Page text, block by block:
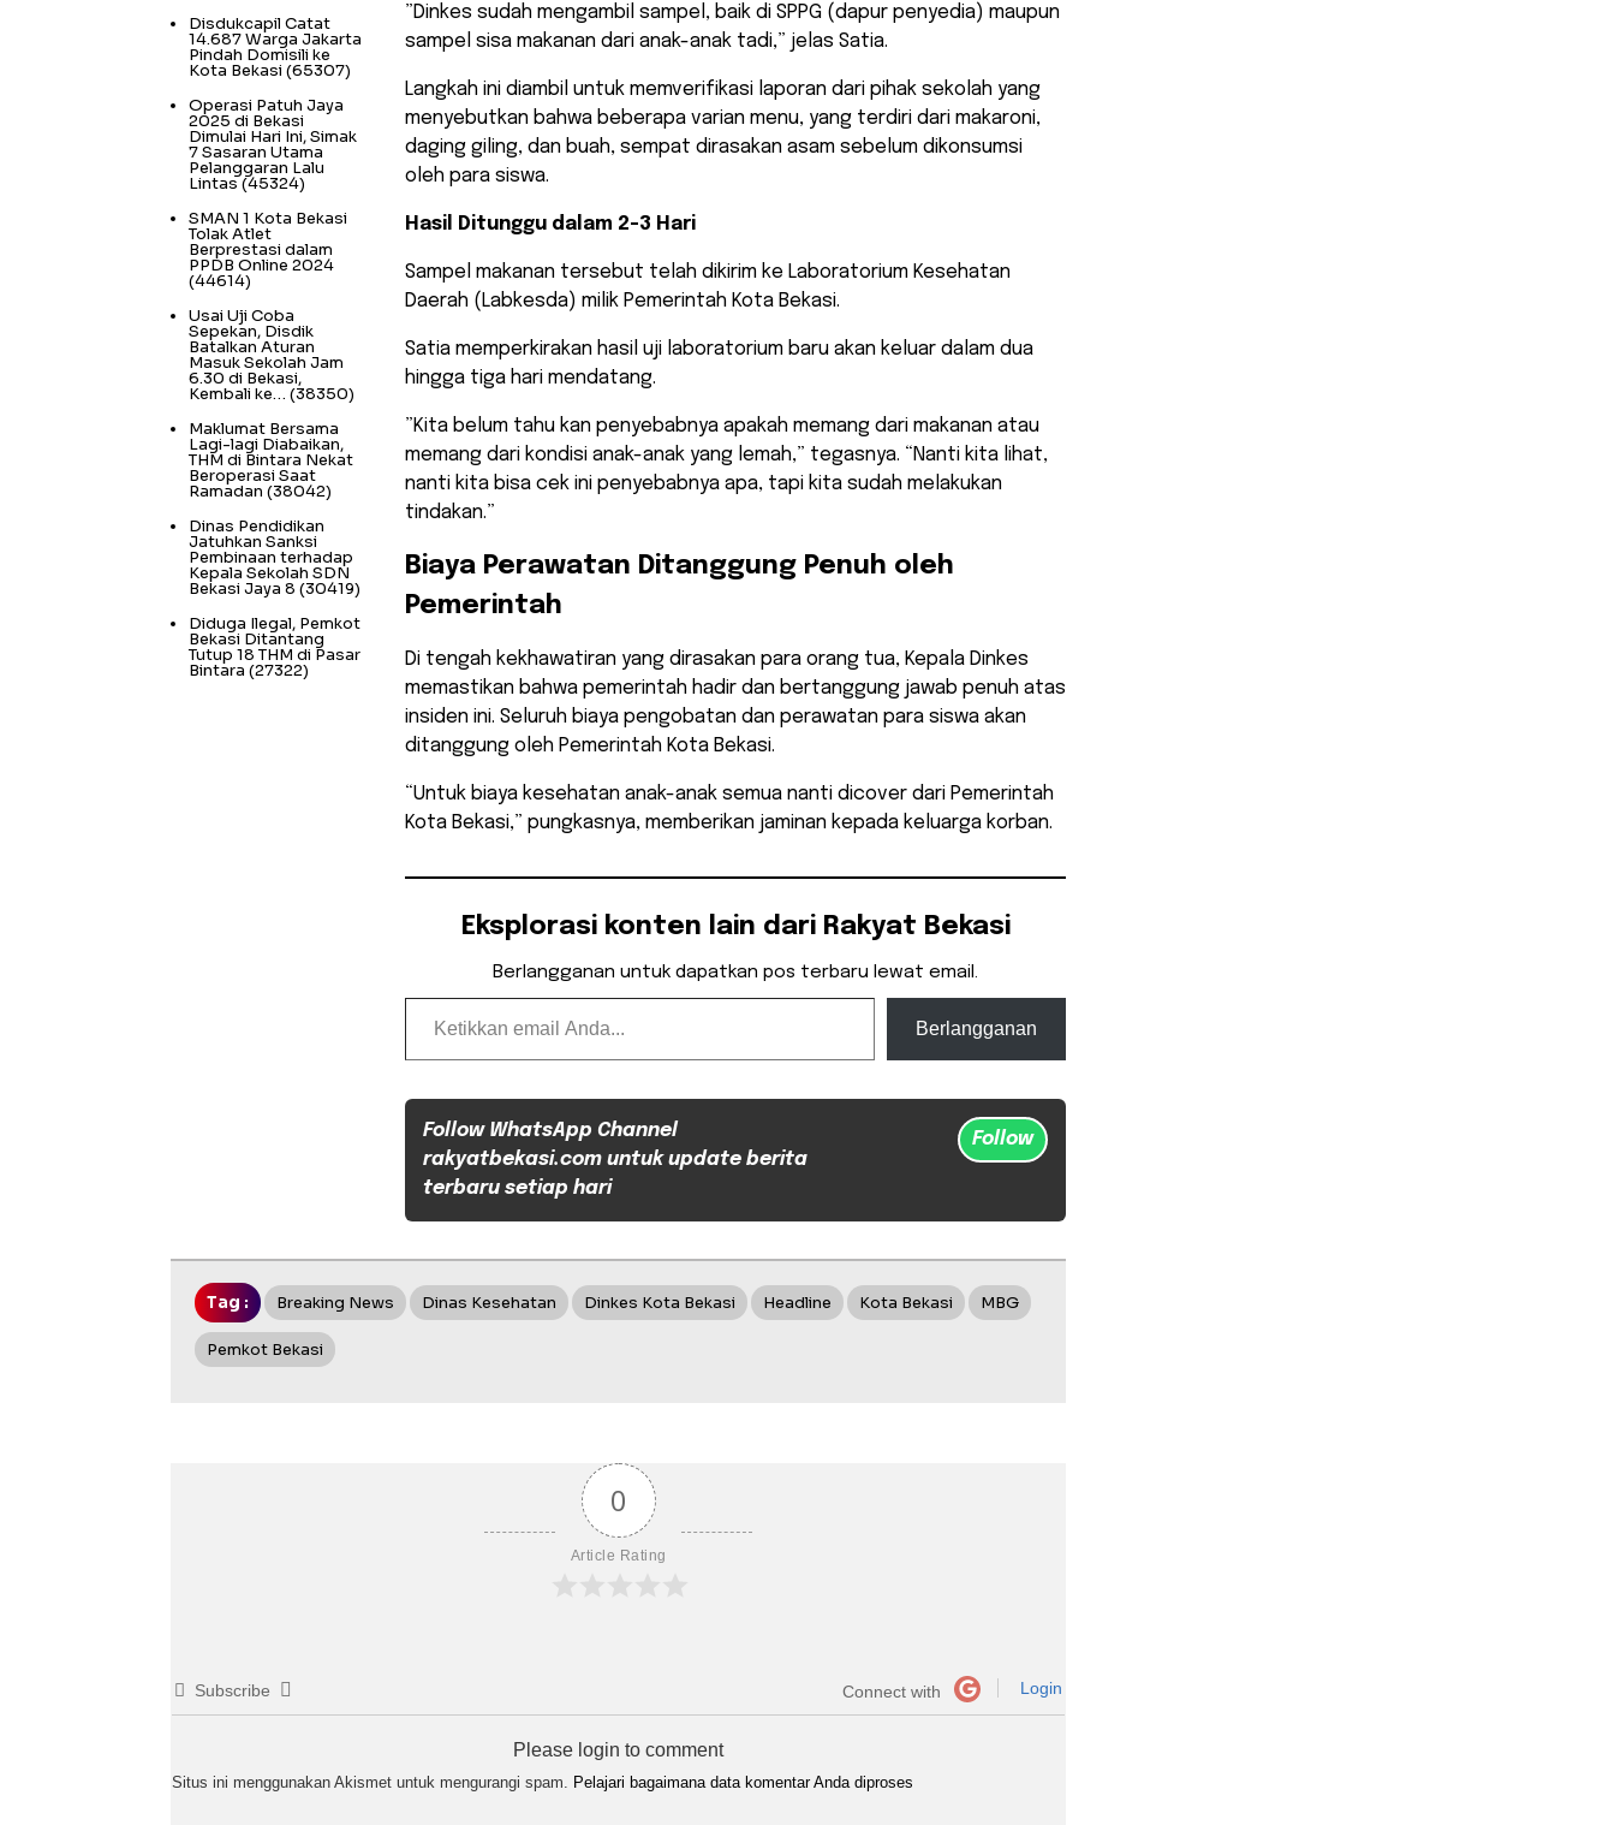
​”Dinkes sudah mengambil sampel, baik di SPPG (dapur penyedia) maupun
sampel sisa makanan dari anak-anak tadi,” jelas Satia.
​Langkah ini diambil untuk memverifikasi laporan dari pihak sekolah yang
menyebutkan bahwa beberapa varian menu, yang terdiri dari makaroni,
daging giling, dan buah, sempat dirasakan asam sebelum dikonsumsi
oleh para siswa.
Hasil Ditunggu dalam 2-3 Hari
Sampel makanan tersebut telah dikirim ke Laboratorium Kesehatan
Daerah (Labkesda) milik Pemerintah Kota Bekasi.
Satia memperkirakan hasil uji laboratorium baru akan keluar dalam dua
hingga tiga hari mendatang.
​”Kita belum tahu kan penyebabnya apakah memang dari makanan atau
memang dari kondisi anak-anak yang lemah,” tegasnya. “Nanti kita lihat,
nanti kita bisa cek ini penyebabnya apa, tapi kita sudah melakukan
tindakan.”
Biaya Perawatan Ditanggung Penuh oleh
Pemerintah
​Di tengah kekhawatiran yang dirasakan para orang tua, Kepala Dinkes
memastikan bahwa pemerintah hadir dan bertanggung jawab penuh atas
insiden ini. Seluruh biaya pengobatan dan perawatan para siswa akan
ditanggung oleh Pemerintah Kota Bekasi.
“Untuk biaya kesehatan anak-anak semua nanti dicover dari Pemerintah
Kota Bekasi,” pungkasnya, memberikan jaminan kepada keluarga korban.
Eksplorasi konten lain dari Rakyat Bekasi
Berlangganan untuk dapatkan pos terbaru lewat email.
Ketikkan email Anda...
Berlangganan
Follow WhatsApp Channel
rakyatbekasi.com untuk update berita
terbaru setiap hari
Follow
Disdukcapil Catat
14.687 Warga Jakarta
Pindah Domisili ke
Kota Bekasi (65307)
Operasi Patuh Jaya
2025 di Bekasi
Dimulai Hari Ini, Simak
7 Sasaran Utama
Pelanggaran Lalu
Lintas(45324)
SMAN 1 Kota Bekasi
Tolak Atlet
Berprestasi dalam
PPDB Online 2024
(44614)
Usai Uji Coba
Sepekan, Disdik
Batalkan Aturan
Masuk Sekolah Jam
6.30 di Bekasi,
Kembali ke… (38350)
Maklumat Bersama
Lagi-lagi Diabaikan,
THM di Bintara Nekat
Beroperasi Saat
Ramadan (38042)
Dinas Pendidikan
Jatuhkan Sanksi
Pembinaan terhadap
Kepala Sekolah SDN
Bekasi Jaya 8 (30419)
Diduga Ilegal, Pemkot
Bekasi Ditantang
Tutup 18 THM di Pasar
Bintara (27322)
Tag : Breaking News Dinas Kesehatan Dinkes Kota Bekasi Headline Kota Bekasi MBG
Pemkot Bekasi
0
Article Rating
Subscribe Connect with Login
Please login to comment
Situs ini menggunakan Akismet untuk mengurangi spam. Pelajari bagaimana data komentar Anda diproses